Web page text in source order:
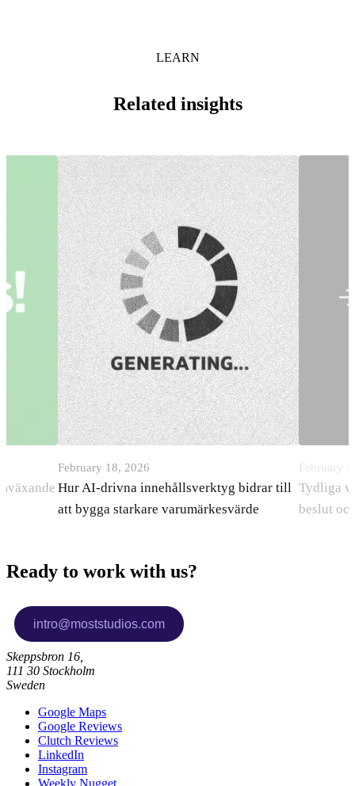
LEARN
Related insights
February 18, 2026
Hur AI-drivna innehållsverktyg bidrar till
att bygga starkare varumärkesvärde
February
Tydliga
beslut
Ready to work with us?
Skeppsbron 16,
111 30 Stockholm
Sweden
Google Maps
Google Reviews
Clutch Reviews
LinkedIn
Instagram
Weekly Nugget